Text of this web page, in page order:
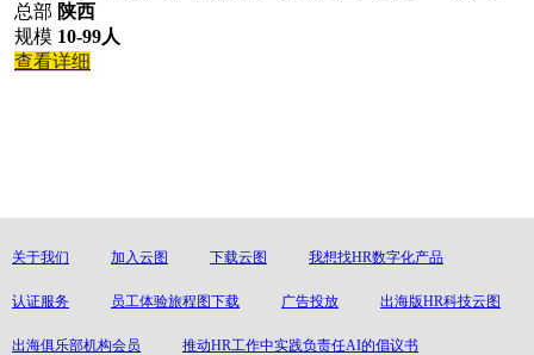
总部 陕西
规模 10-99人
查看详细
关于我们 加入云图 下载云图 我想找HR数字化产品
认证服务 员工体验旅程图下载 广告投放 出海版HR科技云图
出海俱乐部机构会员 推动HR工作中实践负责任AI的倡议书